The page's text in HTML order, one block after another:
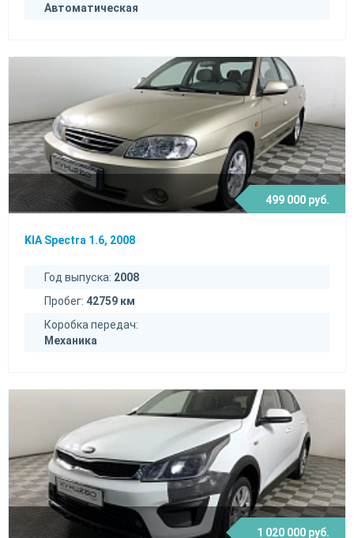
Автоматическая
499 000 руб.
KIA Spectra 1.6, 2008
Год выпуска: 2008
Пробег: 42759 км
Коробка передач:
Механика
1 020 000 руб.